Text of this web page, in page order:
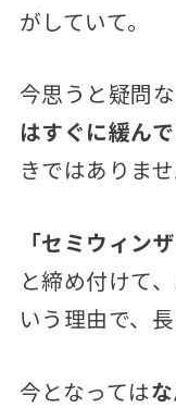
がしていて。
今思うと疑問な
はすぐに緩んで
きではありませ
「セミウィン
と締め付けて
いう理由で、
今となっては